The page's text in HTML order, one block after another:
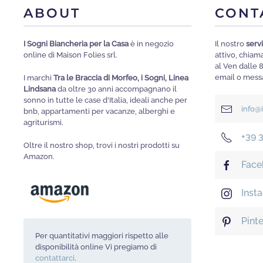
nella
pagina
prodotto
ABOUT
I Sogni Biancheria per la Casaè in negozio
online di Maison Folies srl.
I marchi Tra le Braccia di Morfeo, i Sogni, Linea
Lindsanada oltre 30 anni accompagnano il
sonno in tutte le case d'Italia, ideali anche per
bnb, appartamenti per vacanze, alberghi e
agriturismi.
Oltre il nostro shop, trovi i nostri prodotti su
Amazon.
Per quantitativi maggiori rispetto alle
disponibilità online Vi pregiamo di
contattarci.
Il nostro
attivo,
al Ven dalle
email o
+39